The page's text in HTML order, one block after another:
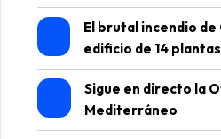
El brutal incendio de
edificio de 14 plantas
Sigue en directo la
Mediterráneo